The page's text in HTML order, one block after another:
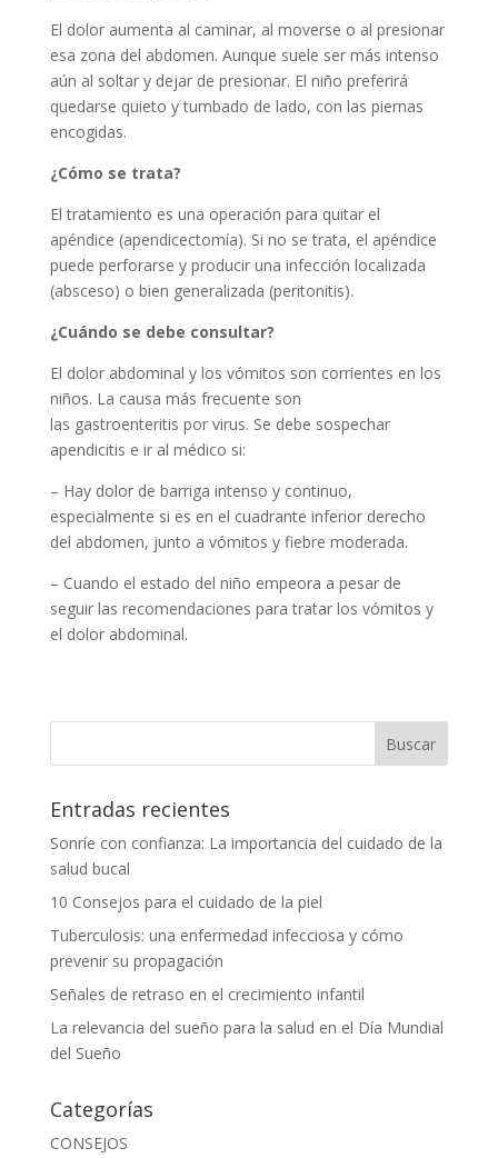
El dolor aumenta al caminar, al moverse o al presionar
esa zona del abdomen. Aunque suele ser más intenso
aún al soltar y dejar de presionar. El niño preferirá
quedarse quieto y tumbado de lado, con las piernas
encogidas.
¿Cómo se trata?
El tratamiento es una operación para quitar el
apéndice (apendicectomía). Si no se trata, el apéndice
puede perforarse y producir una infección localizada
(absceso) o bien generalizada (peritonitis).
¿Cuándo se debe consultar?
El dolor abdominal y los vómitos son corrientes en los
niños. La causa más frecuente son
las gastroenteritis por virus. Se debe sospechar
apendicitis e ir al médico si:
– Hay dolor de barriga intenso y continuo,
especialmente si es en el cuadrante inferior derecho
del abdomen, junto a vómitos y fiebre moderada.
– Cuando el estado del niño empeora a pesar de
seguir las recomendaciones para tratar los vómitos y
el dolor abdominal.
Entradas recientes
Sonríe con confianza: La importancia del cuidado de la
salud bucal
10 Consejos para el cuidado de la piel
Tuberculosis: una enfermedad infecciosa y cómo
prevenir su propagación
Señales de retraso en el crecimiento infantil
La relevancia del sueño para la salud en el Día Mundial
del Sueño
Categorías
CONSEJOS